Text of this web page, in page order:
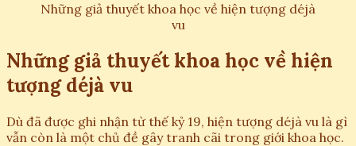
Những giả thuyết khoa học về hiện tượng déjà
vu
Những giả thuyết khoa học về hiện
tượng déjà vu
Dù đã được ghi nhận từ thế kỷ 19, hiện tượng déjà vu là gì
vẫn còn là một chủ đề gây tranh cãi trong giới khoa học.